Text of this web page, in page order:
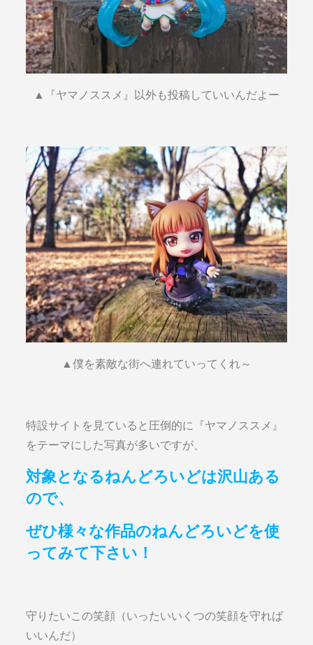
▲『ヤマノススメ』以外も投稿していいんだよー
▲僕を素敵な街へ連れていってくれ～
特設サイトを見ていると圧倒的に『ヤマノススメ』
をテーマにした写真が多いですが、
対象となるねんどろいどは沢山ある
ので、
ぜひ様々な作品のねんどろいどを使
ってみて下さい！
守りたいこの笑顔（いったいいくつの笑顔を守れば
いいんだ）